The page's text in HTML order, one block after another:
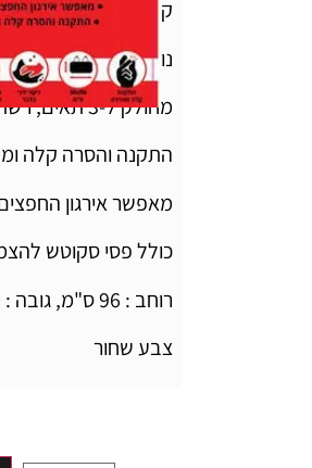
קל לניקוי
נוח לאיחסון
מחולק ל-3 תאים, רשת
התקנה והסרה קלה
מאפשר אירגון
כולל פסי סקוטש
רוחב : 96 ס"מ, גובה : 30 ס"מ
צבע שחור